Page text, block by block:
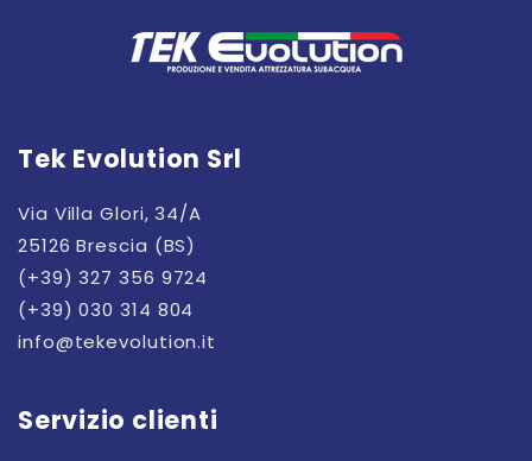
Tek Evolution Srl
Via Villa Glori, 34/A
25126 Brescia (BS)
(+39) 327 356 9724
(+39) 030 314 804
info@tekevolution.it
Servizio clienti